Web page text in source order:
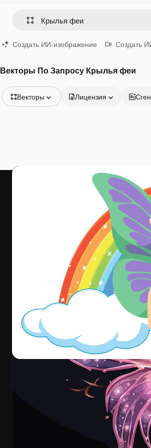
Создать ИИ-изображение Создать
Векторы По Запросу Крылья феи
Векторы
Видео
Лицензия
Креативная платформа для
ваших лучших работ. Более
подписчиков среди креаторов,
предприятий, агентств и
Pусский